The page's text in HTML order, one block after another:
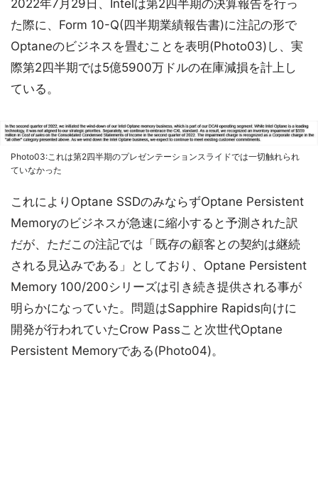
2022年7月29日、Intelは第2四半期の決算報告を行っ
た際に、Form 10-Q(四半期業績報告書)に注記の形で
Optaneのビジネスを畳むことを表明(Photo03)し、実
際第2四半期では5億5900万ドルの在庫減損を計上し
ている。
Photo03:これは第2四半期のプレゼンテーションスライドでは一切触れられ
ていなかった
これによりOptane SSDのみならずOptane Persistent
Memoryのビジネスが急速に縮小すると予測された訳
だが、ただこの注記では「既存の顧客との契約は継続
される見込みである」としており、Optane Persistent
Memory 100/200シリーズは引き続き提供される事が
明らかになっていた。問題はSapphire Rapids向けに
開発が行われていたCrow Passこと次世代Optane
Persistent Memoryである(Photo04)。